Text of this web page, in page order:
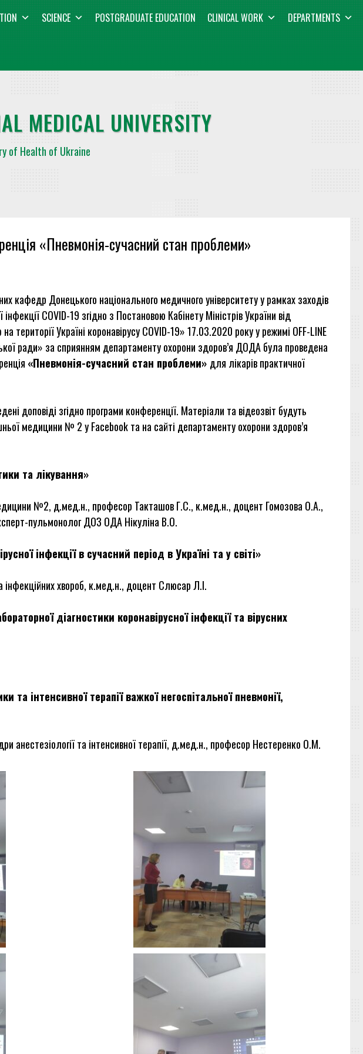
SCIENCE POSTGRADUATE EDUCATION CLINICAL WORK DEPARTMENTS
MEDICAL UNIVERSITY
of Health of Ukraine
«Пневмонія-сучасний стан проблеми»
кафедр Донецького національного медичного університету у рамках заходів
COVID-19 згідно з Постановою Кабінету Міністрів України від
Україні коронавірусу COVID-19» 17.03.2020 року у режимі OFF-LINE
ради» за сприянням департаменту охорони здоров’я ДОДА була проведена
«Пневмонія-сучасний стан проблеми» для лікарів практичної
доповіді згідно програми конференції. Матеріали та відеозвіт будуть
медицини № 2 у Facebook та на сайті департаменту охорони здоров’я
та лікування»
№2, д.мед.н., професор Такташов Г.С., к.мед.н., доцент Гомозова О.А.,
пульмонолог ДОЗ ОДА Нікуліна В.О.
інфекції в сучасний період в Україні та у світі»
інфекційних хвороб, к.мед.н., доцент Слюсар Л.І.
діагностики коронавірусної інфекції та вірусних
та інтенсивної терапії важкої негоспітальної пневмонії,
анестезіології та інтенсивної терапії, д.мед.н., професор Нестеренко О.М.